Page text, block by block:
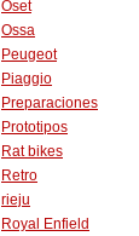
Oset
Ossa
Peugeot
Piaggio
Preparaciones
Prototipos
Rat bikes
Retro
rieju
Royal Enfield